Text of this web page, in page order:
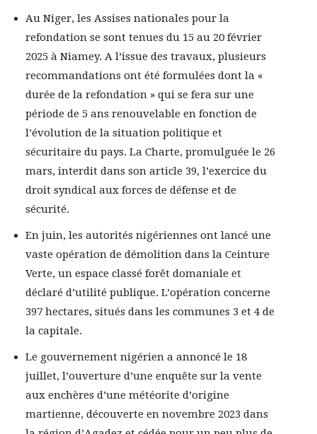
Au Niger, les Assises nationales pour la
refondation se sont tenues du 15 au 20 février
2025 à Niamey. A l’issue des travaux, plusieurs
recommandations ont été formulées dont la «
durée de la refondation » qui se fera sur une
période de 5 ans renouvelable en fonction de
l’évolution de la situation politique et
sécuritaire du pays. La Charte, promulguée le 26
mars, interdit dans son article 39, l’exercice du
droit syndical aux forces de défense et de
sécurité.
En juin, les autorités nigériennes ont lancé une
vaste opération de démolition dans la Ceinture
Verte, un espace classé forêt domaniale et
déclaré d’utilité publique. L’opération concerne
397 hectares, situés dans les communes 3 et 4 de
la capitale.
Le gouvernement nigérien a annoncé le 18
juillet, l’ouverture d’une enquête sur la vente
aux enchères d’une météorite d’origine
martienne, découverte en novembre 2023 dans